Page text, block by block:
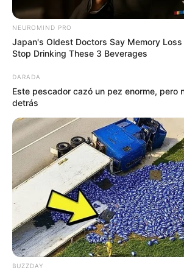
Collage Alerta Bogotá - Freepik.
¿Por qué un gato pide comida si ya
Razones clave
Por:July Morales
Julio 9, 2025
NEUROMIND PRO
Japan's Oldest Doctors Say Memory
Stop Drinking These 3 Beverages
DARADA
Este pescador cazó un pez enorme, pero
detrás
BUZZDAY